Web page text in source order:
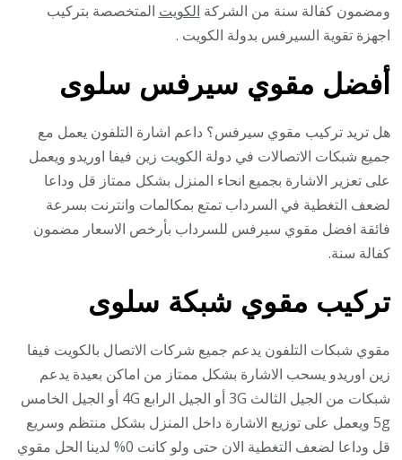
ومضمون كفالة سنة من الشركة الكويت المتخصصة بتركيب
اجهزة تقوية السيرفس بدولة الكويت .
أفضل مقوي سيرفس سلوى
هل تريد تركيب مقوي سيرفس؟ داعم اشارة التلفون يعمل مع
جميع شبكات الاتصالات في دولة الكويت زين فيفا اوريدو ويعمل
على تعزير الاشارة بجميع انحاء المنزل بشكل ممتاز قل وداعا
لضعف التغطية في السرداب تمتع بمكالمات وانترنت بسرعة
فائقة افضل مقوي سيرفس للسرداب بأرخص الاسعار مضمون
كفالة سنة.
تركيب مقوي شبكة سلوى
مقوي شبكات التلفون يدعم جميع شركات الاتصال بالكويت فيفا
زين اوريدو يسحب الاشارة بشكل ممتاز من اماكن بعيدة يدعم
شبكات من الجيل الثالث 3G أو الجيل الرابع 4G أو الجيل الخامس
5g ويعمل على توزيع الاشارة داخل المنزل بشكل منتظم وسريع
قل وداعا لضعف التغطية الان حتى ولو كانت 0% لدينا الحل مقوي